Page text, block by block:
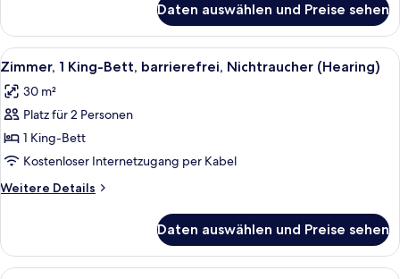
Shower)
anzeigen
1 King-
Bett,
barrierefrei,
(Roll
In
Daten auswählen und Preise sehen
Alle
Fotos
für
Zimmer,
1 King-
Bett,
barrierefrei,
Nichtraucher
anzeigen
Zimmersafe, Schreibtisch,
3
Zimmer, 1 King-Bett, barrierefrei, Nichtraucher (Hearing)
30 m²
Platz für 2 Personen
1 King-Bett
Kostenloser Internetzugang per Kabel
Weitere Details
Weitere
1 King-
Bett,
Daten auswählen und Preise sehen
Zimmersafe, Schreibtisch,